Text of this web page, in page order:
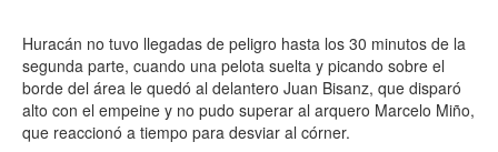
Huracán no tuvo llegadas de peligro hasta los 30 minutos de la
segunda parte, cuando una pelota suelta y picando sobre el
borde del área le quedó al delantero Juan Bisanz, que disparó
alto con el empeine y no pudo superar al arquero Marcelo Miño,
que reaccionó a tiempo para desviar al córner.